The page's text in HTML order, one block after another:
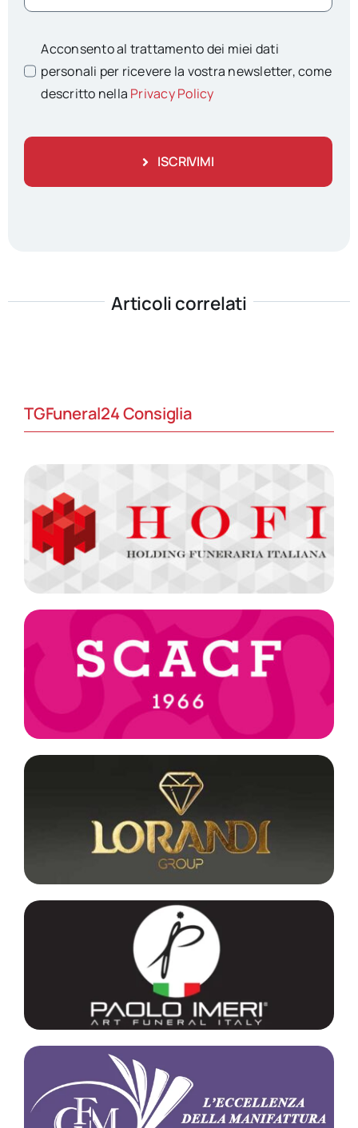
Acconsento al trattamento dei miei dati
personali per ricevere la vostra newsletter, come
descritto nella Privacy Policy
ISCRIVIMI
Articoli correlati
TGFuneral24 Consiglia